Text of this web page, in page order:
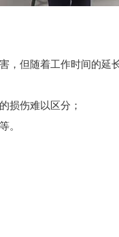
，但随着工作时间的延
损伤难以区分；
。